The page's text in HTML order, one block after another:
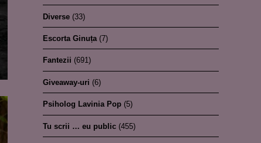
Diverse (33)
Escorta Ginuța (7)
Fantezii (691)
Giveaway-uri (6)
Psiholog Lavinia Pop (5)
Tu scrii … eu public (455)